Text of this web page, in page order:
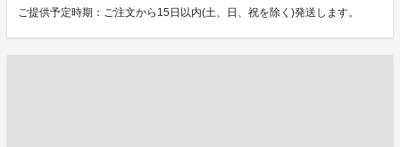
ご提供予定時期：ご注文から15日以内(土、日、祝を除く)発送します。